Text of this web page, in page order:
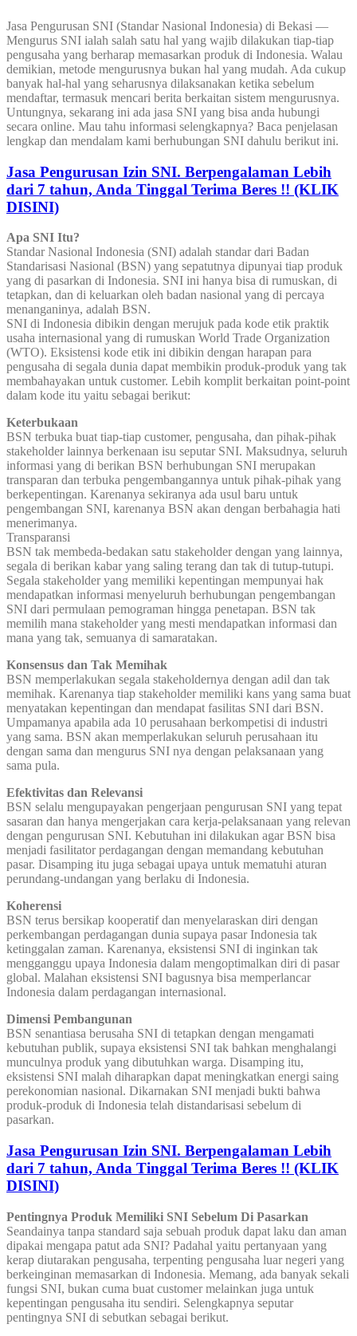
Jasa Pengurusan SNI (Standar Nasional Indonesia) di Bekasi —
Mengurus SNI ialah salah satu hal yang wajib dilakukan tiap-tiap
pengusaha yang berharap memasarkan produk di Indonesia. Walau
demikian, metode mengurusnya bukan hal yang mudah. Ada cukup
banyak hal-hal yang seharusnya dilaksanakan ketika sebelum
mendaftar, termasuk mencari berita berkaitan sistem mengurusnya.
Untungnya, sekarang ini ada jasa SNI yang bisa anda hubungi
secara online. Mau tahu informasi selengkapnya? Baca penjelasan
lengkap dan mendalam kami berhubungan SNI dahulu berikut ini.
Jasa Pengurusan Izin SNI. Berpengalaman Lebih
dari 7 tahun, Anda Tinggal Terima Beres !! (KLIK
DISINI)
Apa SNI Itu?
Standar Nasional Indonesia (SNI) adalah standar dari Badan
Standarisasi Nasional (BSN) yang sepatutnya dipunyai tiap produk
yang di pasarkan di Indonesia. SNI ini hanya bisa di rumuskan, di
tetapkan, dan di keluarkan oleh badan nasional yang di percaya
menanganinya, adalah BSN.
SNI di Indonesia dibikin dengan merujuk pada kode etik praktik
usaha internasional yang di rumuskan World Trade Organization
(WTO). Eksistensi kode etik ini dibikin dengan harapan para
pengusaha di segala dunia dapat membikin produk-produk yang tak
membahayakan untuk customer. Lebih komplit berkaitan point-point
dalam kode itu yaitu sebagai berikut:
Keterbukaan
BSN terbuka buat tiap-tiap customer, pengusaha, dan pihak-pihak
stakeholder lainnya berkenaan isu seputar SNI. Maksudnya, seluruh
informasi yang di berikan BSN berhubungan SNI merupakan
transparan dan terbuka pengembangannya untuk pihak-pihak yang
berkepentingan. Karenanya sekiranya ada usul baru untuk
pengembangan SNI, karenanya BSN akan dengan berbahagia hati
menerimanya.
Transparansi
BSN tak membeda-bedakan satu stakeholder dengan yang lainnya,
segala di berikan kabar yang saling terang dan tak di tutup-tutupi.
Segala stakeholder yang memiliki kepentingan mempunyai hak
mendapatkan informasi menyeluruh berhubungan pengembangan
SNI dari permulaan pemograman hingga penetapan. BSN tak
memilih mana stakeholder yang mesti mendapatkan informasi dan
mana yang tak, semuanya di samaratakan.
Konsensus dan Tak Memihak
BSN memperlakukan segala stakeholdernya dengan adil dan tak
memihak. Karenanya tiap stakeholder memiliki kans yang sama buat
menyatakan kepentingan dan mendapat fasilitas SNI dari BSN.
Umpamanya apabila ada 10 perusahaan berkompetisi di industri
yang sama. BSN akan memperlakukan seluruh perusahaan itu
dengan sama dan mengurus SNI nya dengan pelaksanaan yang
sama pula.
Efektivitas dan Relevansi
BSN selalu mengupayakan pengerjaan pengurusan SNI yang tepat
sasaran dan hanya mengerjakan cara kerja-pelaksanaan yang relevan
dengan pengurusan SNI. Kebutuhan ini dilakukan agar BSN bisa
menjadi fasilitator perdagangan dengan memandang kebutuhan
pasar. Disamping itu juga sebagai upaya untuk mematuhi aturan
perundang-undangan yang berlaku di Indonesia.
Koherensi
BSN terus bersikap kooperatif dan menyelaraskan diri dengan
perkembangan perdagangan dunia supaya pasar Indonesia tak
ketinggalan zaman. Karenanya, eksistensi SNI di inginkan tak
mengganggu upaya Indonesia dalam mengoptimalkan diri di pasar
global. Malahan eksistensi SNI bagusnya bisa memperlancar
Indonesia dalam perdagangan internasional.
Dimensi Pembangunan
BSN senantiasa berusaha SNI di tetapkan dengan mengamati
kebutuhan publik, supaya eksistensi SNI tak bahkan menghalangi
munculnya produk yang dibutuhkan warga. Disamping itu,
eksistensi SNI malah diharapkan dapat meningkatkan energi saing
perekonomian nasional. Dikarnakan SNI menjadi bukti bahwa
produk-produk di Indonesia telah distandarisasi sebelum di
pasarkan.
Jasa Pengurusan Izin SNI. Berpengalaman Lebih
dari 7 tahun, Anda Tinggal Terima Beres !! (KLIK
DISINI)
Pentingnya Produk Memiliki SNI Sebelum Di Pasarkan
Seandainya tanpa standard saja sebuah produk dapat laku dan aman
dipakai mengapa patut ada SNI? Padahal yaitu pertanyaan yang
kerap diutarakan pengusaha, terpenting pengusaha luar negeri yang
berkeinginan memasarkan di Indonesia. Memang, ada banyak sekali
fungsi SNI, bukan cuma buat customer melainkan juga untuk
kepentingan pengusaha itu sendiri. Selengkapnya seputar
pentingnya SNI di sebutkan sebagai berikut.